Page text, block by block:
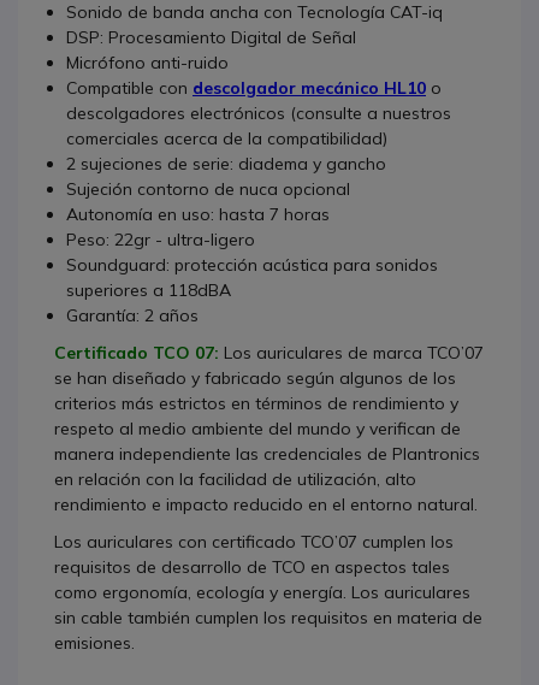
Sonido de banda ancha con Tecnología CAT-iq
DSP: Procesamiento Digital de Señal
Micrófono anti-ruido
Compatible con descolgador mecánico HL10 o
descolgadores electrónicos (consulte a nuestros
comerciales acerca de la compatibilidad)
2 sujeciones de serie: diadema y gancho
Sujeción contorno de nuca opcional
Autonomía en uso: hasta 7 horas
Peso: 22gr - ultra-ligero
Soundguard: protección acústica para sonidos
superiores a 118dBA
Garantía: 2 años
Certificado TCO 07: Los auriculares de marca TCO’07
se han diseñado y fabricado según algunos de los
criterios más estrictos en términos de rendimiento y
respeto al medio ambiente del mundo y verifican de
manera independiente las credenciales de Plantronics
en relación con la facilidad de utilización, alto
rendimiento e impacto reducido en el entorno natural.
Los auriculares con certificado TCO’07 cumplen los
requisitos de desarrollo de TCO en aspectos tales
como ergonomía, ecología y energía. Los auriculares
sin cable también cumplen los requisitos en materia de
emisiones.